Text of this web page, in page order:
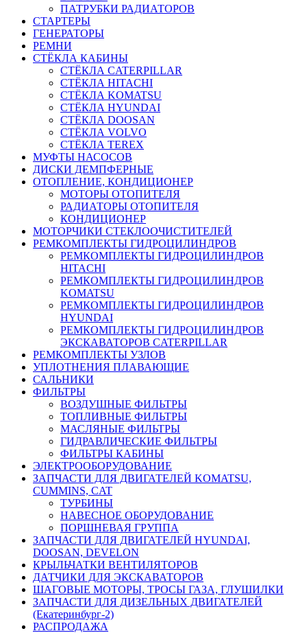
ПАТРУБКИ РАДИАТОРОВ
СТАРТЕРЫ
ГЕНЕРАТОРЫ
РЕМНИ
СТЁКЛА КАБИНЫ
СТЁКЛА CATERPILLAR
СТЁКЛА HITACHI
СТЁКЛА KOMATSU
СТЁКЛА HYUNDAI
СТЁКЛА DOOSAN
СТЁКЛА VOLVO
СТЁКЛА TEREX
МУФТЫ НАСОСОВ
ДИСКИ ДЕМПФЕРНЫЕ
ОТОПЛЕНИЕ, КОНДИЦИОНЕР
МОТОРЫ ОТОПИТЕЛЯ
РАДИАТОРЫ ОТОПИТЕЛЯ
КОНДИЦИОНЕР
МОТОРЧИКИ СТЕКЛООЧИСТИТЕЛЕЙ
РЕМКОМПЛЕКТЫ ГИДРОЦИЛИНДРОВ
РЕМКОМПЛЕКТЫ ГИДРОЦИЛИНДРОВ
HITACHI
РЕМКОМПЛЕКТЫ ГИДРОЦИЛИНДРОВ
KOMATSU
РЕМКОМПЛЕКТЫ ГИДРОЦИЛИНДРОВ
HYUNDAI
РЕМКОМПЛЕКТЫ ГИДРОЦИЛИНДРОВ
ЭКСКАВАТОРОВ CATERPILLAR
РЕМКОМПЛЕКТЫ УЗЛОВ
УПЛОТНЕНИЯ ПЛАВАЮЩИЕ
САЛЬНИКИ
ФИЛЬТРЫ
ВОЗДУШНЫЕ ФИЛЬТРЫ
ТОПЛИВНЫЕ ФИЛЬТРЫ
МАСЛЯНЫЕ ФИЛЬТРЫ
ГИДРАВЛИЧЕСКИЕ ФИЛЬТРЫ
ФИЛЬТРЫ КАБИНЫ
ЭЛЕКТРООБОРУДОВАНИЕ
ЗАПЧАСТИ ДЛЯ ДВИГАТЕЛЕЙ KOMATSU,
CUMMINS, CAT
ТУРБИНЫ
НАВЕСНОЕ ОБОРУДОВАНИЕ
ПОРШНЕВАЯ ГРУППА
ЗАПЧАСТИ ДЛЯ ДВИГАТЕЛЕЙ HYUNDAI,
DOOSAN, DEVELON
КРЫЛЬЧАТКИ ВЕНТИЛЯТОРОВ
ДАТЧИКИ ДЛЯ ЭКСКАВАТОРОВ
ШАГОВЫЕ МОТОРЫ, ТРОСЫ ГАЗА, ГЛУШИЛКИ
ЗАПЧАСТИ ДЛЯ ДИЗЕЛЬНЫХ ДВИГАТЕЛЕЙ
(Екатеринбург-2)
РАСПРОДАЖА